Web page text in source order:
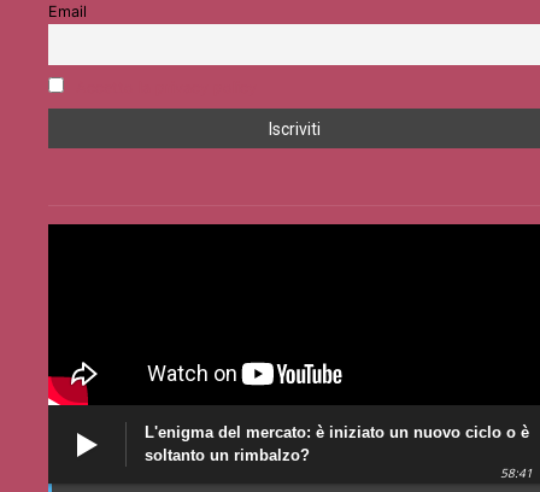
Email
L'enigma del mercato: è iniziato un nuovo ciclo o è
soltanto un rimbalzo?
58:41